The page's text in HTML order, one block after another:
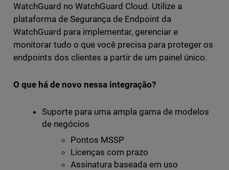
WatchGuard no WatchGuard Cloud. Utilize a
plataforma de Segurança de Endpoint da
WatchGuard para implementar, gerenciar e
monitorar tudo o que você precisa para proteger os
endpoints dos clientes a partir de um painel único.
O que há de novo nessa integração?
Suporte para uma ampla gama de modelos
de negócios
Pontos MSSP
Licenças com prazo
Assinatura baseada em uso